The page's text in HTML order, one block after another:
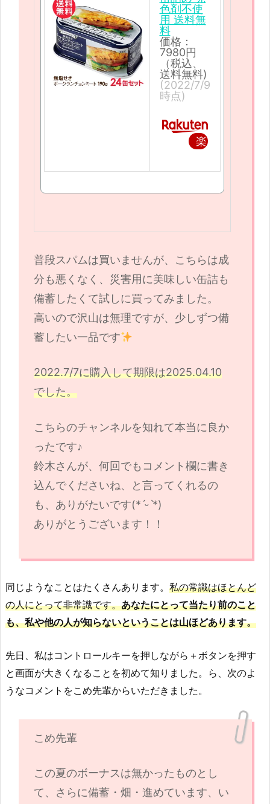
色剤不使
用 送料無
料
価格：
7980円
（税込、
送料無料)
(2022/7/9
時点)
楽
購
普段スパムは買いませんが、こちらは成
分も悪くなく、災害用に美味しい缶詰も
備蓄したくて試しに買ってみました。
高いので沢山は無理ですが、少しずつ備
蓄したい一品です
2022.7/7に購入して期限は2025.04.10
でした。
こちらのチャンネルを知れて本当に良か
ったです♪
鈴木さんが、何回でもコメント欄に書き
込んでくださいね、と言ってくれるの
も、ありがたいです(*ˊᵕˋ*)
ありがとうございます！！
同じようなことはたくさんあります。 私の常識はほとんど
の人にとって非常識です。あなたにとって当たり前のこと
も、私や他の人が知らないということは山ほどあります。
先日、私はコントロールキーを押しながら＋ボタンを押す
と画面が大きくなることを初めて知りました。ら、次のよ
うなコメントをこめ先輩からいただきました。
こめ先輩
この夏のボーナスは無かったものとし
て、さらに備蓄・畑・進めています、い